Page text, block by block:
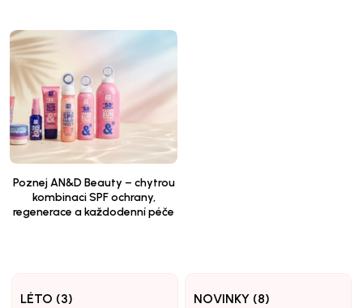
Poznej AN&D Beauty – chytrou
kombinaci SPF ochrany,
regenerace a každodenní péče
LÉTO (3) NOVINKY (8)